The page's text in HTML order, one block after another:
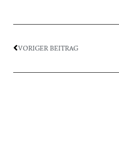
VORIGER BEITRAG